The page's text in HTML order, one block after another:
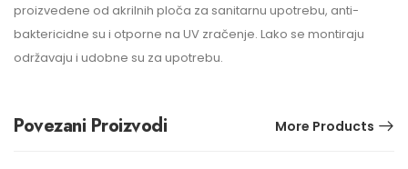
proizvedene od akrilnih ploča za sanitarnu upotrebu, anti-
baktericidne su i otporne na UV zračenje. Lako se montiraju
održavaju i udobne su za upotrebu.
Povezani Proizvodi More Products